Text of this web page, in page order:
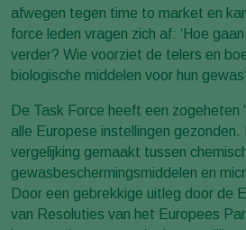
afwegen tegen time to market en
force leden vragen zich af: ‘Hoe
verder? Wie voorziet de telers en
biologische middelen voor hun
De Task Force heeft een zogeheten
alle Europese instellingen gezonden.
vergelijking gemaakt tussen
gewasbeschermingsmiddelen en
Door een gebrekkige uitleg door de
van Resoluties van het Europees